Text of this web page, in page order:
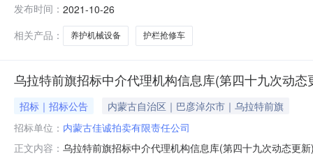
中国内蒙古自治区乌海市海勃湾区2招标项目名称内蒙古
发布时间： 2021-10-26
相关产品：
养护机械设备 护栏抢修车
乌拉特前旗招标中介代理机构信息库(第四十九次动态
招标｜招标公告
内蒙古自治区｜巴彦淖尔市｜乌拉特前旗
招标单位： 内蒙古佳诚拍卖有限责任公司
正文内容： 乌拉特前旗招标中介代理机构信息库(第四十九次动态更